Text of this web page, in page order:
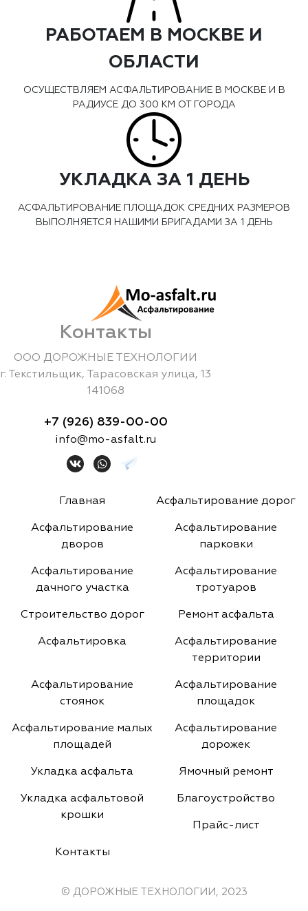
РАБОТАЕМ В МОСКВЕ И
ОБЛАСТИ
ОСУЩЕСТВЛЯЕМ АСФАЛЬТИРОВАНИЕ В МОСКВЕ И В
РАДИУСЕ ДО 300 КМ ОТ ГОРОДА
УКЛАДКА ЗА 1 ДЕНЬ
АСФАЛЬТИРОВАНИЕ ПЛОЩАДОК СРЕДНИХ РАЗМЕРОВ
ВЫПОЛНЯЕТСЯ НАШИМИ БРИГАДАМИ ЗА 1 ДЕНЬ
Контакты
ООО ДОРОЖНЫЕ ТЕХНОЛОГИИ
г. Текстильщик, Тарасовская улица, 13
141068
+7 (926) 839-00-00
info@mo-asfalt.ru
Главная Асфальтирование дорог
Асфальтирование
дворов
Асфальтирование
парковки
Асфальтирование
дачного участка
Асфальтирование
тротуаров
Строительство дорог Ремонт асфальта
Асфальтировка
Асфальтирование
территории
Асфальтирование
стоянок
Асфальтирование
площадок
Асфальтирование малых
площадей
Асфальтирование
дорожек
Укладка асфальта Ямочный ремонт
Укладка асфальтовой
крошки
Благоустройство
Прайс-лист
Контакты
© ДОРОЖНЫЕ ТЕХНОЛОГИИ, 2023